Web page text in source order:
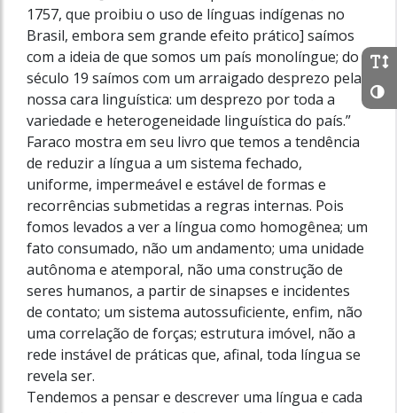
1757, que proibiu o uso de línguas indígenas no
Brasil, embora sem grande efeito prático] saímos
com a ideia de que somos um país monolíngue; do
século 19 saímos com um arraigado desprezo pela
nossa cara linguística: um desprezo por toda a
variedade e heterogeneidade linguística do país.”
Faraco mostra em seu livro que temos a tendência
de reduzir a língua a um sistema fechado,
uniforme, impermeável e estável de formas e
recorrências submetidas a regras internas. Pois
fomos levados a ver a língua como homogênea; um
fato consumado, não um andamento; uma unidade
autônoma e atemporal, não uma construção de
seres humanos, a partir de sinapses e incidentes
de contato; um sistema autossuficiente, enfim, não
uma correlação de forças; estrutura imóvel, não a
rede instável de práticas que, afinal, toda língua se
revela ser.
Tendemos a pensar e descrever uma língua e cada